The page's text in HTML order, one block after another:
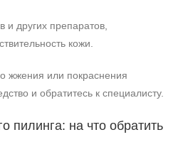
и других препаратов,
кожи.
жжения или покраснения
и обратитесь к специалисту.
пилинга: на что обратить